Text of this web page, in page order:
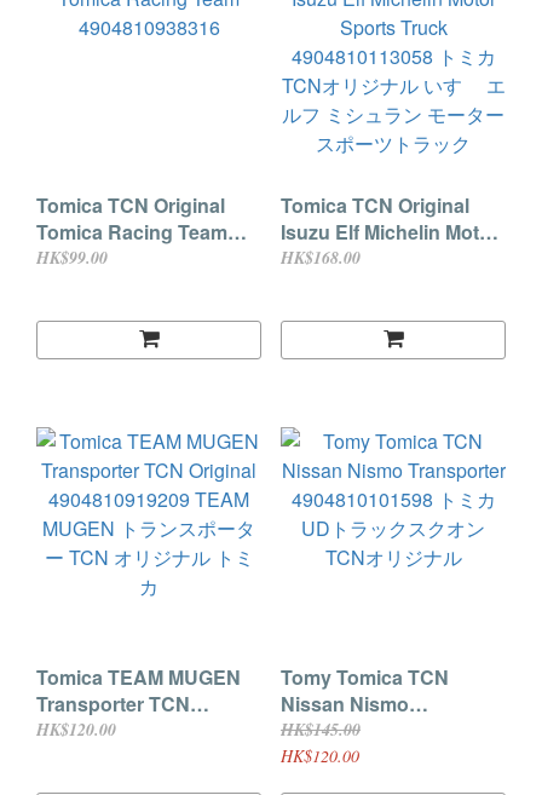
Tomica TCN Original
Tomica Racing Team
4904810938316
HK$99.00
Tomica TCN Original
Isuzu Elf Michelin Motor
Sports Truck
ルフ ミシュラン モーター
スポーツトラック
HK$168.00
Tomica TEAM MUGEN
Transporter TCN
Original 4904810919209
HK$120.00
Tomy Tomica TCN
Nissan Nismo
Transporter
4904810101598 トミカ
HK$145.00
HK$120.00